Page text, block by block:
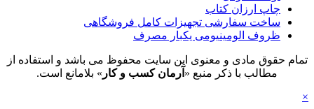
چاپ ارزان کتاب
ساخت سفارشی تجهیزات کامل فروشگاهی
ظروف الومینیومی یکبار مصرف
تمام حقوق مادی و معنوی این سایت محفوظ می باشد و استفاده از
مطالب با ذکر منبع « آرمان کسب و کار » بلامانع است.
×